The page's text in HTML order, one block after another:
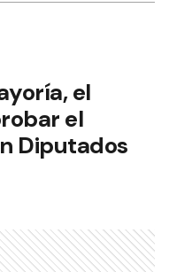
el
el
Diputados